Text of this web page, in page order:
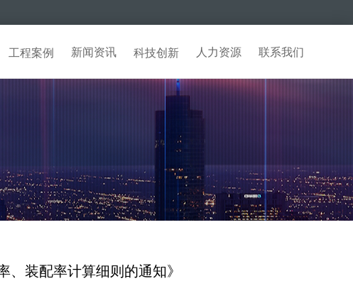
工程案例 新闻资讯 科技创新 人力资源 联系我们
装配率计算细则的通知》